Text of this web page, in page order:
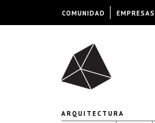
ARQUITECTURA
COMUNIDAD EMPRESAS